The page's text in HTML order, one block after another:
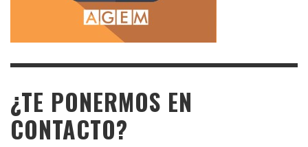
¿TE PONERMOS EN
CONTACTO?